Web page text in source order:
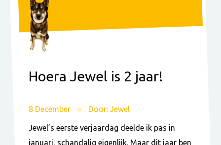
Hoera Jewel is 2 jaar!
8 December Door: Jewel
Jewel’s eerste verjaardag deelde ik pas in
januari, schandalig eigenlijk. Maar dit jaar ben